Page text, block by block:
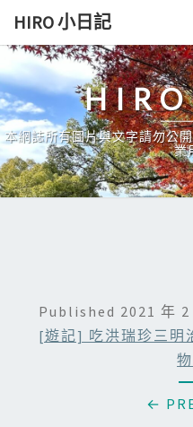
Skip
content
HIRO 小日記
本網誌所有圖片與文字請勿公
業
Published 2021 年 2
[遊記] 吃洪瑞珍三明
←